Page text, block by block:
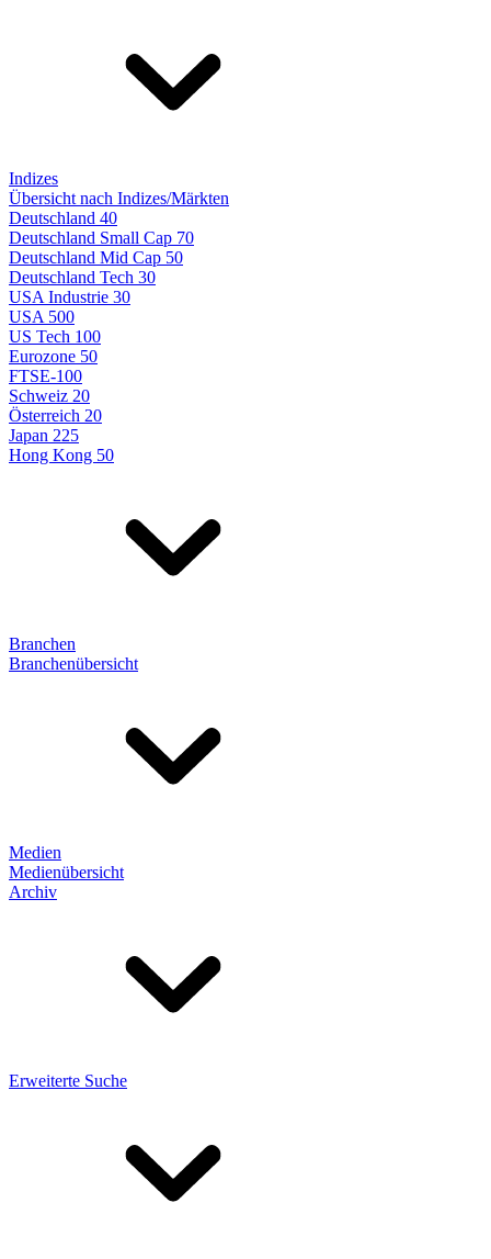
Indizes
Übersicht nach Indizes/Märkten
Deutschland 40
Deutschland Small Cap 70
Deutschland Mid Cap 50
Deutschland Tech 30
USA Industrie 30
USA 500
US Tech 100
Eurozone 50
FTSE-100
Schweiz 20
Österreich 20
Japan 225
Hong Kong 50
Branchen
Branchenübersicht
Medien
Medienübersicht
Archiv
Erweiterte Suche